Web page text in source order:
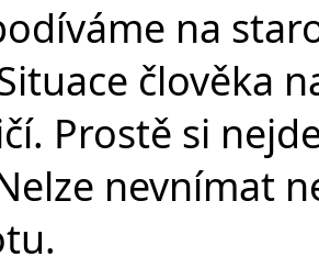
na
člověka
Prostě si
nevnímat